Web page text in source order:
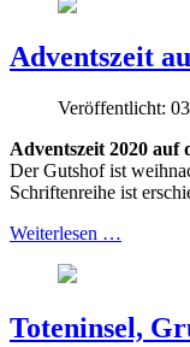
Adventszeit
Veröffentlicht:
Adventszeit 2020 auf
Der Gutshof ist
Schriftenreihe ist
Weiterlesen …
Toteninsel,